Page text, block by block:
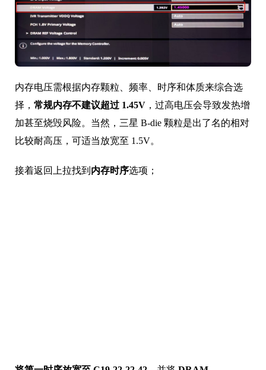
内存电压需根据内存颗粒、频率、时序和体质来综合选
择， 常规内存不建议超过 1.45V ，过高电压会导致发热增
加甚至烧毁风险。当然，三星 B-die 颗粒是出了名的相对
比较耐高压，可适当放宽至 1.5V。
接着返回上拉找到 内存时序选项；